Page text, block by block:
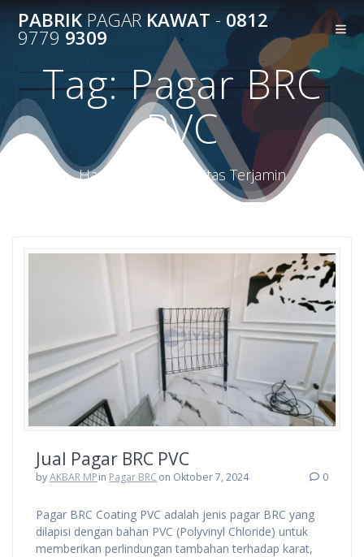
to
content
PABRIKPAGARKAWAT - 0812
9779 9309
Tag:Pagar BRC
PVC
Harga Terbaik Kualitas Terjamin
Jual Pagar BRC PVC
byAKBAR MPin Pagar BRCon Oktober 7, 2024 0
Pagar BRC Coating PVC adalah jenis pagar BRC yang
dilapisi dengan bahan PVC (Polyvinyl Chloride) untuk
memberikan perlindungan tambahan terhadap karat,